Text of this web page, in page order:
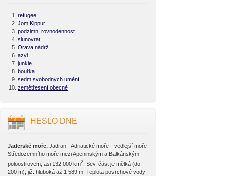
refugee
Jom Kippur
podzimní rovnodennost
slunovrat
Orava nádrž
azyl
junkie
bouřka
sedm svobodných umění
zemětřesení obecně
HESLO DNE
Jaderské moře, Jadran - Adriatické moře - vedlejší moře
Středozemního moře mezi Apeninským a Balkánským
poloostrovem, asi 132 000 km2 . Sev. část je mělká (do
200 m), již. hluboká až 1 589 m. Teplota povrchové vody